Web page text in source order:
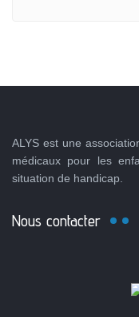
ALYS est une
médicaux pour les
situation de handicap.
Nous contacter